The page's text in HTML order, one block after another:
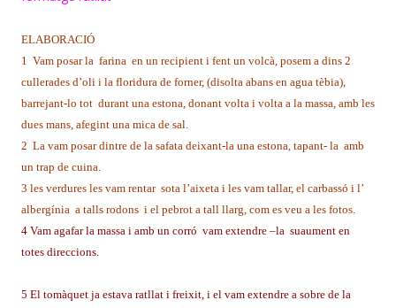
ELABORACIÓ
1 Vam posar la farina en un recipient i fent un volcà, posem a dins 2
cullerades d’oli i la floridura de forner, (disolta abans en agua tèbia),
barrejant-lo tot durant una estona, donant volta i volta a la massa, amb les
dues mans, afegint una mica de sal.
2 La vam posar dintre de la safata deixant-la una estona, tapant- la amb
un trap de cuina.
3 les verdures les vam rentar sota l’aixeta i les vam tallar, el carbassó i l’
albergínia a talls rodons i el pebrot a tall llarg, com es veu a les fotos.
4 Vam agafar la massa i amb un corró vam extendre –la suaument en
totes direccions.
5 El tomàquet ja estava ratllat i freixit, i el vam extendre a sobre de la